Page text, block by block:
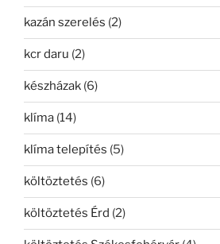
kazán szerelés (2)
kcr daru (2)
készházak (6)
klíma (14)
klíma telepítés (5)
költöztetés (6)
költöztetés Érd (2)